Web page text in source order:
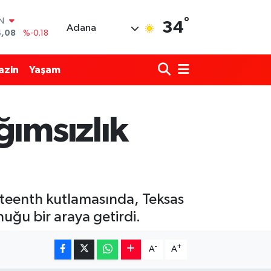
%0.32
%-14
Adana 34°
Yaşam
kutlamasında, Teksas
bir araya getirdi.
A- A+